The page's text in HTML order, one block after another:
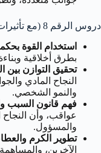
دروس الرقم 8 (مع تأثيرات 2 و 6)
استخدام القوة
بطرق أخلاقية
تحقيق التوازن بين
النجاح المادي
والنمو الشخصي.
فهم قانون السبب
عواقب، وأن النجاح
والمسؤول.
تطوير الكرم
الآخرين،